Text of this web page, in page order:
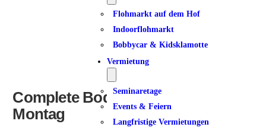
Flohmarkt auf dem Hof
Indoorflohmarkt
Bobbycar & Kidsklamotte
Vermietung
Seminaretage
Events & Feiern
Langfristige Vermietungen
Complete Bodyworkout am
Montag